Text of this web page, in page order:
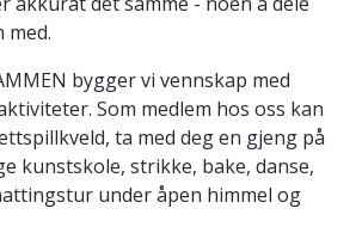
med.
bygger vi vennskap med
Som medlem hos oss kan
ta med deg en gjeng på
kunstskole, strikke, bake, danse,
under åpen himmel og